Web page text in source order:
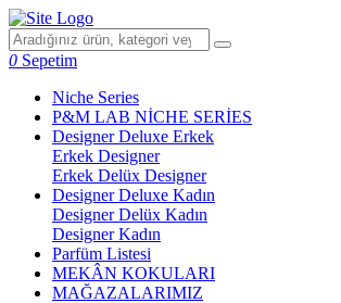
0 Sepetim
Niche Series
P&M LAB NİCHE SERİES
Designer Deluxe Erkek
Erkek Designer
Erkek Delüx Designer
Designer Deluxe Kadın
Designer Delüx Kadın
Designer Kadın
Parfüm Listesi
MEKÂN KOKULARI
MAĞAZALARIMIZ